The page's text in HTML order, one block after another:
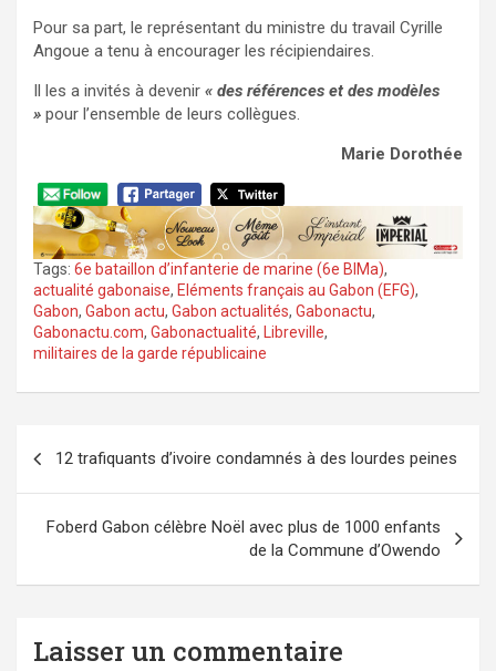
Pour sa part, le représentant du ministre du travail Cyrille
Angoue a tenu à encourager les récipiendaires.
Il les a invités à devenir « des références et des modèles
» pour l’ensemble de leurs collègues.
Marie Dorothée
Tags: 6e bataillon d’infanterie de marine (6e BIMa),
actualité gabonaise, Eléments français au Gabon (EFG),
Gabon, Gabon actu, Gabon actualités, Gabonactu,
Gabonactu.com, Gabonactualité, Libreville,
militaires de la garde républicaine
de
l’article
12 trafiquants d’ivoire condamnés à des lourdes peines
Foberd Gabon célèbre Noël avec plus de 1000 enfants
de la Commune d’Owendo
Laisser un commentaire